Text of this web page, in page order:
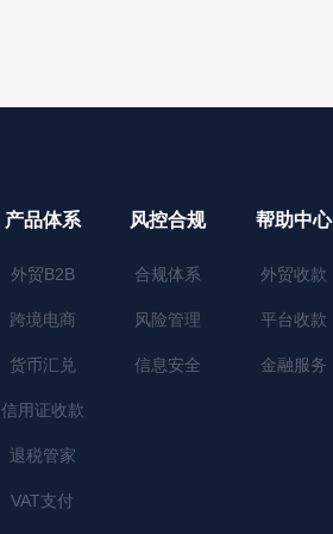
产品体系
外贸B2B
跨境电商
货币汇兑
信用证收款
退税管家
VAT支付
风控合规
合规体系
风险管理
信息安全
帮助中心
外贸收款
平台收款
金融服务